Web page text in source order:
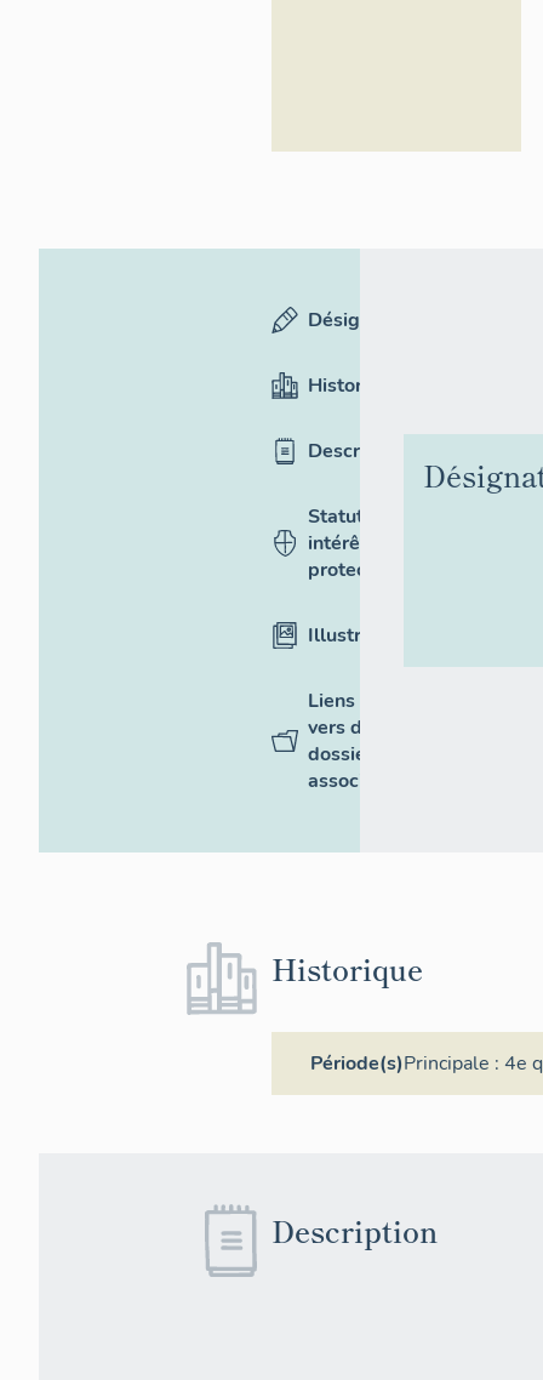
Désignation
Historique
Description
Statut,
intérêt et
protection
Illustrations
Liens
vers des
dossiers
associés
Historique
Période(s)Principale : 4e
Description